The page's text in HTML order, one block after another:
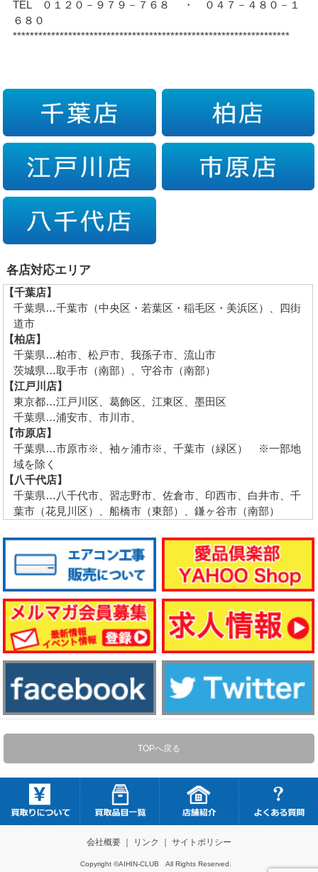
TEL ０１２０－９７９－７６８ ・ ０４７－４８０－１
６８０
*****************************************************************
各店対応エリア
【千葉店】
千葉県…千葉市（中央区・若葉区・稲毛区・美浜区）、四街
道市
【柏店】
千葉県…柏市、松戸市、我孫子市、流山市
茨城県…取手市（南部）、守谷市（南部）
【江戸川店】
東京都…江戸川区、葛飾区、江東区、墨田区
千葉県…浦安市、市川市、
【市原店】
千葉県…市原市※、袖ヶ浦市※、千葉市（緑区） ※一部地
域を除く
【八千代店】
千葉県…八千代市、習志野市、佐倉市、印西市、白井市、千
葉市（花見川区）、船橋市（東部）、鎌ヶ谷市（南部）
TOPへ戻る
会社概要｜ リンク サイトポリシー
Copyright ©AIHIN-CLUB All Rights Reserved.